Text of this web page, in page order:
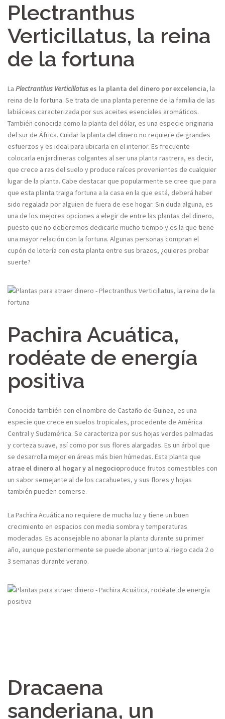
Plectranthus
Verticillatus, la reina
de la fortuna
La Plectranthus Verticillatuses la planta del dinero por excelencia, la
reina de la fortuna. Se trata de una planta perenne de la familia de las
labiáceas caracterizada por sus aceites esenciales aromáticos.
También conocida como la planta del dólar, es una especie originaria
del sur de África. Cuidar la planta del dinero no requiere de grandes
esfuerzos y es ideal para ubicarla en el interior. Es frecuente
colocarla en jardineras colgantes al ser una planta rastrera, es decir,
que crece a ras del suelo y produce raíces provenientes de cualquier
lugar de la planta. Cabe destacar que popularmente se cree que para
que esta planta traiga fortuna a la casa en la que está, deberá haber
sido regalada por alguien de fuera de ese hogar. Sin duda alguna, es
una de los mejores opciones a elegir de entre las plantas del dinero,
puesto que no deberemos dedicarle mucho tiempo y es la que tiene
una mayor relación con la fortuna. Algunas personas compran el
cupón de lotería con esta planta entre sus brazos, ¿quieres probar
suerte?
Pachira Acuática,
rodéate de energía
positiva
Conocida también con el nombre de Castaño de Guinea, es una
especie que crece en suelos tropicales, procedente de América
Central y Sudamérica. Se caracteriza por sus hojas verdes palmadas
y corteza suave, así como por sus flores alargadas. Es un árbol que
se desarrolla mejor en áreas más bien húmedas. Esta planta que
atrae el dinero al hogar y al negocioproduce frutos comestibles con
un sabor semejante al de los cacahuetes, y sus flores y hojas
también pueden comerse.
La Pachira Acuática no requiere de mucha luz y tiene un buen
crecimiento en espacios con media sombra y temperaturas
moderadas. Es aconsejable no abonar la planta durante su primer
año, aunque posteriormente se puede abonar junto al riego cada 2 o
3 semanas durante verano.
Dracaena
sanderiana, un